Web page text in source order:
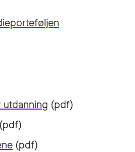
utdanning (pdf)
(pdf)
(pdf)